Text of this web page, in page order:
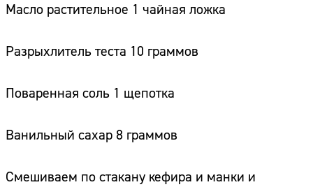
Масло растительное 1 чайная ложка
Разрыхлитель теста 10 граммов
Поваренная соль 1 щепотка
Ванильный сахар 8 граммов
Смешиваем по стакану кефира и манки и